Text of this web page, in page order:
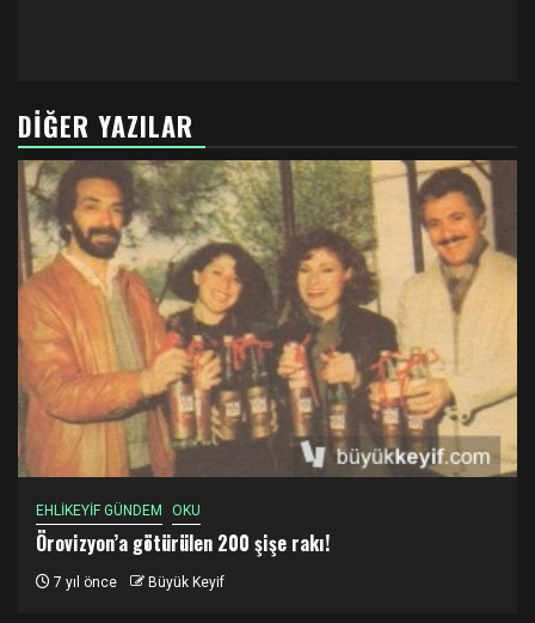
DIĞER YAZILAR
EHLİKEYİF GÜNDEM OKU
Örovizyon’a götürülen 200 şişe rakı!
7 yıl önce Büyük Keyif